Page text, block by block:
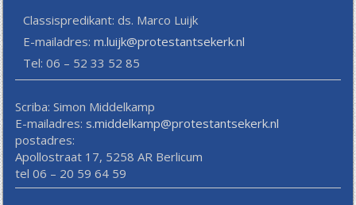
Classispredikant: ds. Marco Luijk
E-mailadres:m.luijk@protestantsekerk.nl
Tel: 06 – 52 33 52 85
Scriba: Simon Middelkamp
E-mailadres: s.middelkamp@protestantsekerk.nl
postadres:
Apollostraat 17, 5258 AR Berlicum
tel 06 – 20 59 64 59